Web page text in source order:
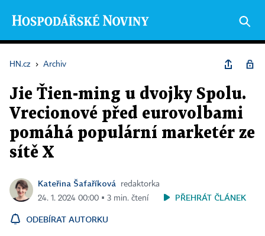
HN.cz › Archiv
Jie Ťien-ming u dvojky Spolu.
Vrecionové před eurovolbami
pomáhá populární marketér ze
sítě X
Kateřina Šafaříková
redaktorka
24. 1. 2024 00:00 ▪ 3 min. čtení
PŘEHRÁT ČLÁNEK
ODEBÍRAT AUTORKU